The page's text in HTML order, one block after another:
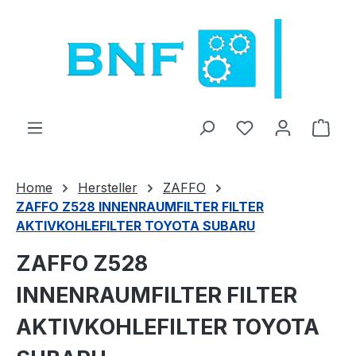
Du hast 0
Home Hersteller
ZAFFO
ZAFFO Z528 INNENRAUMFILTER FILTER
AKTIVKOHLEFILTER TOYOTA SUBARU
ZAFFO Z528
INNENRAUMFILTER FILTER
AKTIVKOHLEFILTER TOYOTA